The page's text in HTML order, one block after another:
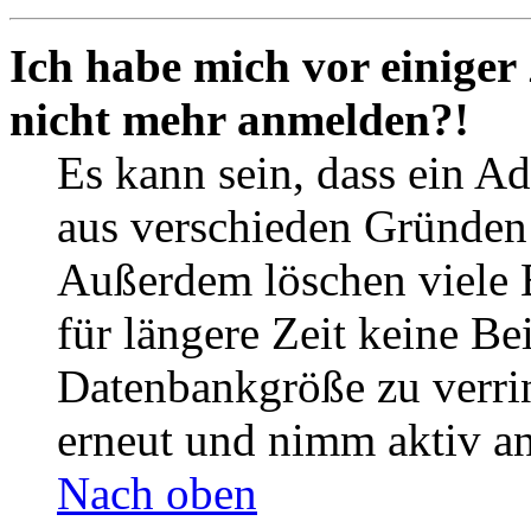
Ich habe mich vor
nicht mehr anmelden?!
Es kann sein, dass ein
aus verschieden
Außerdem löschen viele
für längere Zeit keine
Datenbankgröße zu
erneut und nimm aktiv
Nach oben